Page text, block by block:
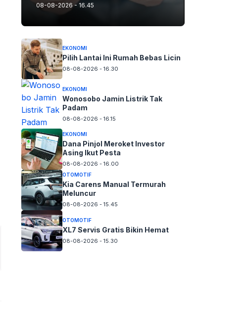
08-08-2026 - 16.45
EKONOMI
Pilih Lantai Ini Rumah Bebas Licin
08-08-2026 - 16.30
EKONOMI
Wonosobo Jamin Listrik Tak
Padam
08-08-2026 - 16.15
EKONOMI
Dana Pinjol Meroket Investor
Asing Ikut Pesta
08-08-2026 - 16.00
OTOMOTIF
Kia Carens Manual Termurah
Meluncur
08-08-2026 - 15.45
OTOMOTIF
XL7 Servis Gratis Bikin Hemat
08-08-2026 - 15.30